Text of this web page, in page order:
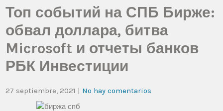
Топ событий на СПБ Бирже:
обвал доллара, битва
Microsoft и отчеты банков
РБК Инвестиции
27 septiembre, 2021 | No hay comentarios